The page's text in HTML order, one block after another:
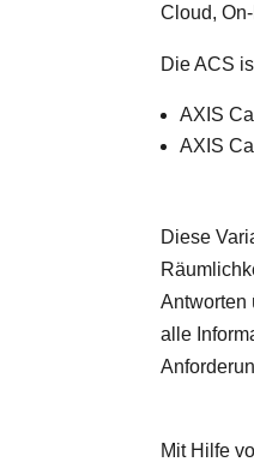
Cloud,
Die ACS
AXIS
AXIS
Diese
Antworten
alle
Mit Hilfe